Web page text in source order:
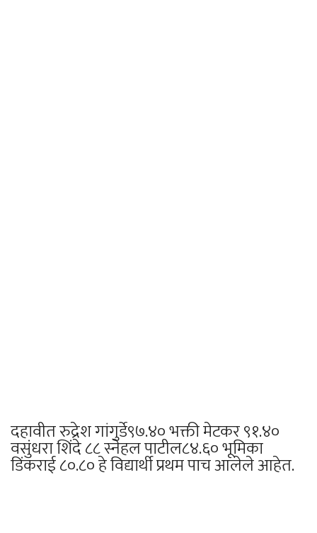
दहावीत रुद्रेश गांगुर्डे९७.४० भक्ती मेटकर ९१.४०
वसुंधरा शिंदे ८८ स्नेहल पाटील८४.६० भूमिका
डिंकराई ८०.८० हे विद्यार्थी प्रथम पाच आलेले आहेत.